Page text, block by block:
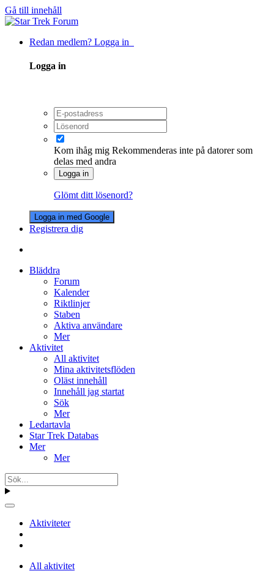
Gå till innehåll
Redan medlem? Logga in
Logga in
Kom ihåg mig Rekommenderas inte på datorer som
delas med andra
Logga in
Glömt ditt lösenord?
Logga in med Google
Registrera dig
Bläddra
Forum
Kalender
Riktlinjer
Staben
Aktiva användare
Mer
Aktivitet
All aktivitet
Mina aktivitetsflöden
Oläst innehåll
Innehåll jag startat
Sök
Mer
Ledartavla
Star Trek Databas
Mer
Mer
Aktiviteter
All aktivitet